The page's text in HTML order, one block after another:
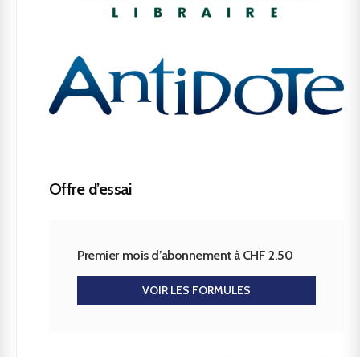
Offre d’essai
Premier mois d’abonnement à CHF 2.50
VOIR LES FORMULES